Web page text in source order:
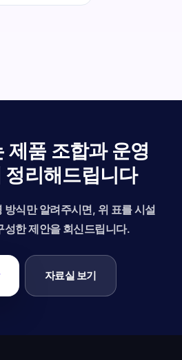
제품 조합과 운영
정리해드립니다
식만 알려주시면, 위 표를 시설
성한 제안을 회신드립니다.
자료실 보기